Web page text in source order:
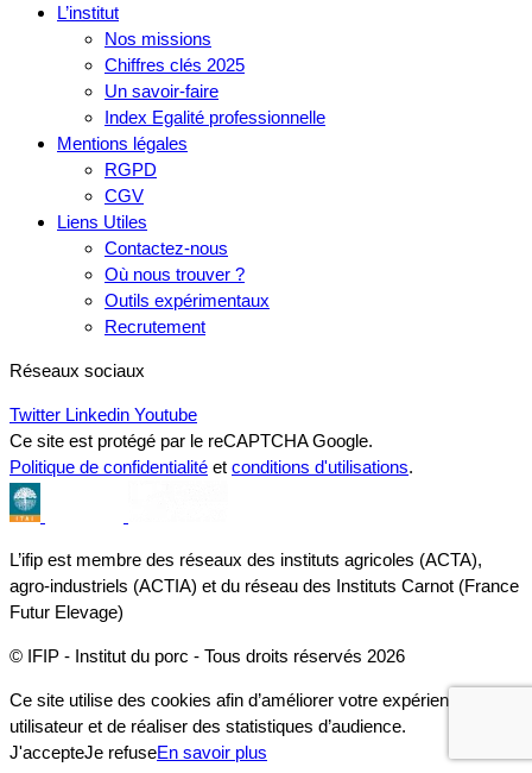
L’institut
Nos missions
Chiffres clés 2025
Un savoir-faire
Index Egalité professionnelle
Mentions légales
RGPD
CGV
Liens Utiles
Contactez-nous
Où nous trouver ?
Outils expérimentaux
Recrutement
Réseaux sociaux
Twitter Linkedin Youtube
Ce site est protégé par le reCAPTCHA Google.
Politique de confidentialité et conditions d'utilisations.
L’ifip est membre des réseaux des instituts agricoles (ACTA),
agro-industriels (ACTIA) et du réseau des Instituts Carnot (France
Futur Elevage)
© IFIP - Institut du porc - Tous droits réservés 2026
Ce site utilise des cookies afin d’améliorer votre expérience
utilisateur et de réaliser des statistiques d’audience.
J'accepteJe refuseEn savoir plus